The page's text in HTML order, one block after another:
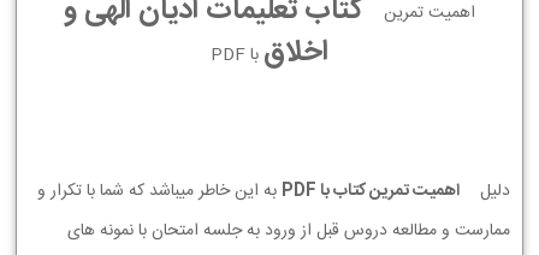
اهمیت تمرین
کتاب تعلیمات ادیان الهی و
اخلاق با PDF
دلیل اهمیت تمرین کتاب با PDF
به این خاطر میباشد که شما با تکرار و
ممارست و مطالعه دروس قبل از ورود به جلسه امتحان با نمونه های